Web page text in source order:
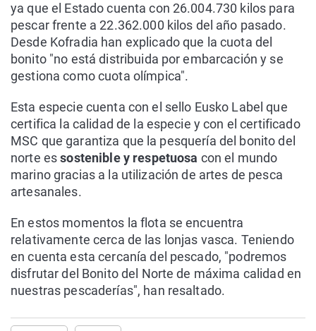
ya que el Estado cuenta con 26.004.730 kilos para
pescar frente a 22.362.000 kilos del año pasado.
Desde Kofradia han explicado que la cuota del
bonito "no está distribuida por embarcación y se
gestiona como cuota olímpica".
Esta especie cuenta con el sello Eusko Label que
certifica la calidad de la especie y con el certificado
MSC que garantiza que la pesquería del bonito del
norte essostenible y respetuosa con el mundo
marino gracias a la utilización de artes de pesca
artesanales.
En estos momentos la flota se encuentra
relativamente cerca de las lonjas vasca. Teniendo
en cuenta esta cercanía del pescado, "podremos
disfrutar del Bonito del Norte de máxima calidad en
nuestras pescaderías", han resaltado.